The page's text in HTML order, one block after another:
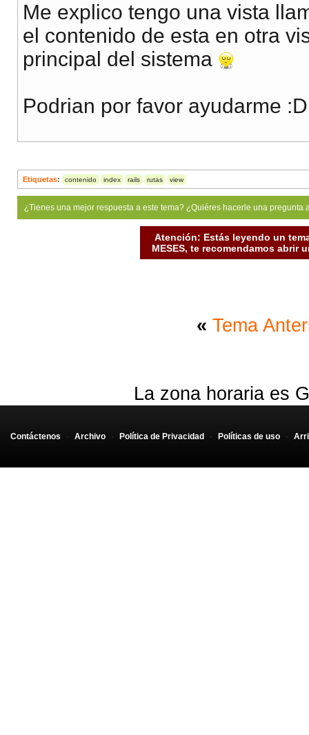
Me explico tengo una vista
el contenido de esta en otra
principal del sistema
Podrian por favor ayudarme :D
Etiquetas: contenido index rails rutas view
¿Tienes una mejor respuesta a este tema? ¿Quiéres hacerle una
Atención: Estás leyendo un
MESES, te recomendamos abrir
« Tema
La zona horaria es
Contáctenos - Archivo - Política de Privacidad - Políticas de uso -